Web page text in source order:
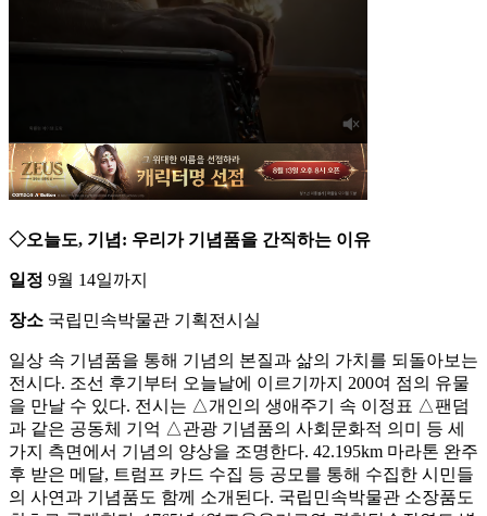
◇오늘도, 기념: 우리가 기념품을 간직하는 이유
일정 9월 14일까지
장소 국립민속박물관 기획전시실
일상 속 기념품을 통해 기념의 본질과 삶의 가치를 되돌아보는
전시다. 조선 후기부터 오늘날에 이르기까지 200여 점의 유물
을 만날 수 있다. 전시는 △개인의 생애주기 속 이정표 △팬덤
과 같은 공동체 기억 △관광 기념품의 사회문화적 의미 등 세
가지 측면에서 기념의 양상을 조명한다. 42.195km 마라톤 완주
후 받은 메달, 트럼프 카드 수집 등 공모를 통해 수집한 시민들
의 사연과 기념품도 함께 소개된다. 국립민속박물관 소장품도